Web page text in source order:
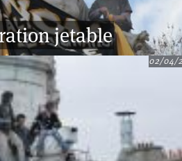
jetable
02/04/